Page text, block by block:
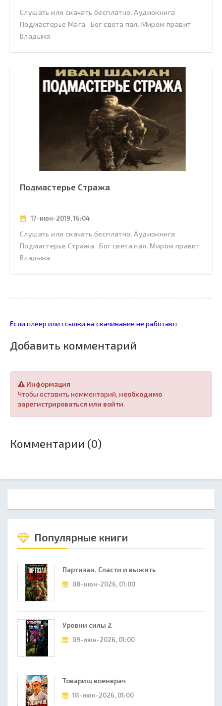
Слушать или скачать бесплатно. Аудиокнига
Подмастерье Мага. Бог света пал. Миром правит
Владыка
Подмастерье Стража
17-июн-2019, 16:04
Слушать или скачать бесплатно. Аудиокнига
Подмастерье Стража. Бог света пал. Миром правит
Владыка
Если плеер или ссылки на скачивание не работают
Добавить комментарий
Информация
Чтобы оставить комментарий, необходимо
зарегистрироваться или войти.
Комментарии (0)
Популярные книги
Партизан. Спасти и выжить
08-июн-2026, 01:00
Уровни силы 2
09-июн-2026, 01:00
Товарищ военврач
18-июн-2026, 01:00